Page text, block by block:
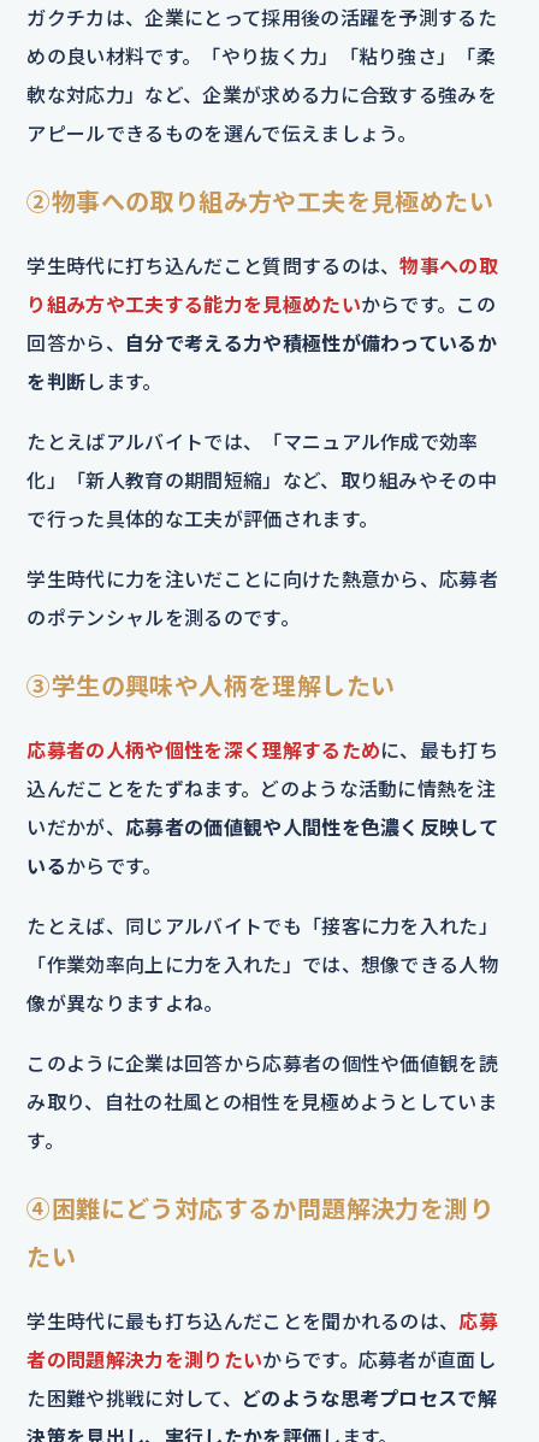
ガクチカは、企業にとって採用後の活躍を予測するた
めの良い材料です。「やり抜く力」「粘り強さ」「柔
軟な対応力」など、企業が求める力に合致する強みを
アピールできるものを選んで伝えましょう。
②物事への取り組み方や工夫を見極めたい
学生時代に打ち込んだこと質問するのは、物事への取
り組み方や工夫する能力を見極めたいからです。この
回答から、
自分で考える力や積極性が備わっているか
を判断 します。
たとえばアルバイトでは、「マニュアル作成で効率
化」「新人教育の期間短縮」など、取り組みやその中
で行った具体的な工夫が評価されます。
学生時代に力を注いだことに向けた熱意から、応募者
のポテンシャルを測るのです。
③学生の興味や人柄を理解したい
応募者の人柄や個性を深く理解するために、最も打ち
込んだことをたずねます。どのような活動に情熱を注
いだかが、 応募者の価値観や人間性を色濃く反映して
いるからです。
たとえば、同じアルバイトでも「接客に力を入れた」
「作業効率向上に力を入れた」では、想像できる人物
像が異なりますよね。
このように企業は回答から応募者の個性や価値観を読
み取り、自社の社風との相性を見極めようとしていま
す。
④困難にどう対応するか問題解決力を測り
たい
学生時代に最も打ち込んだことを聞かれるのは、 応募
者の問題解決力を測りたいからです。応募者が直面し
た困難や挑戦に対して、
どのような思考プロセスで解
決策を見出し、実行したかを評価 します。